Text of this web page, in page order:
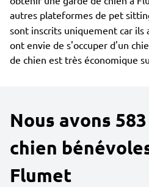
autres plateformes de pet
sont inscrits uniquement car ils
ont envie de s'occuper d'un
de chien est très économique
Nous avons
chien
Flumet